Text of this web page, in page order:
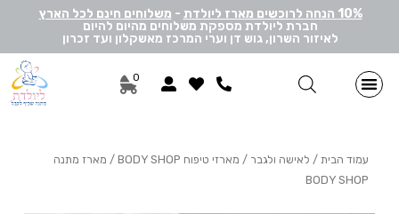
10% הנחה לרוכשים מארז ליולדת - משלוחים חינם לכל הארץ
חברת ליולדת מספקת משלוחים מהיום להיום
לאיזור השרון, גוש דן וערי המרכז מאשקלון ועד זכרון
0
עמוד הבית / לאישה ולגבר / מארזי טיפוח BODY SHOP
/ מארז מתנה
BODY SHOP